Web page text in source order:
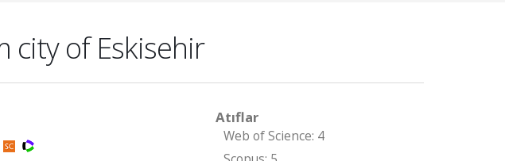
city of Eskisehir
Atıflar
Web of Science: 4